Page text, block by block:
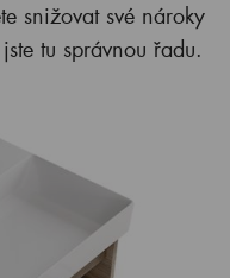
snižovat své nároky
tu správnou řadu.